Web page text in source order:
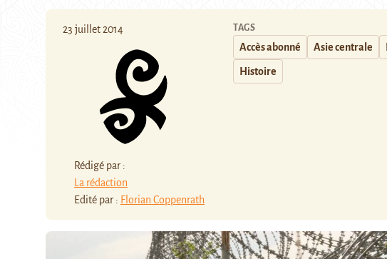
23 juillet 2014
Rédigé par :
La rédaction
Edité par : Florian Coppenrath
TAGS
Accès abonné Asie centrale
Histoire